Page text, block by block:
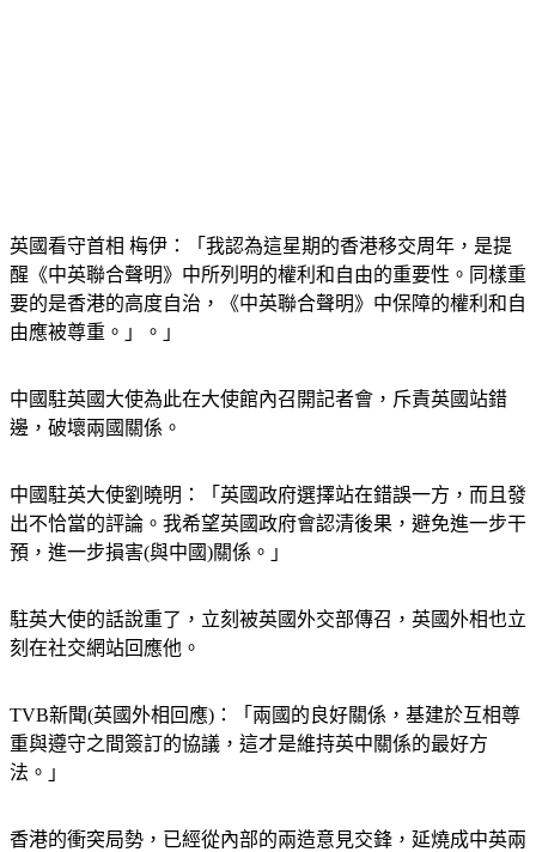
英國看守首相 梅伊：「我認為這星期的香港移交周年，是提
醒《中英聯合聲明》中所列明的權利和自由的重要性。同樣重
要的是香港的高度自治，《中英聯合聲明》中保障的權利和自
由應被尊重。」。」
中國駐英國大使為此在大使館內召開記者會，斥責英國站錯
邊，破壞兩國關係。
中國駐英大使劉曉明：「英國政府選擇站在錯誤一方，而且發
出不恰當的評論。我希望英國政府會認清後果，避免進一步干
預，進一步損害(與中國)關係。」
駐英大使的話說重了，立刻被英國外交部傳召，英國外相也立
刻在社交網站回應他。
TVB新聞(英國外相回應)：「兩國的良好關係，基建於互相尊
重與遵守之間簽訂的協議，這才是維持英中關係的最好方
法。」
香港的衝突局勢，已經從內部的兩造意見交鋒，延燒成中英兩